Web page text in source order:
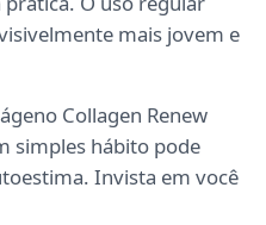
mais jovem e
Collagen Renew
simples hábito pode
Invista em você